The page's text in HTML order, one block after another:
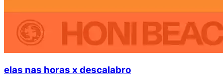
elas nas horas x descalabro